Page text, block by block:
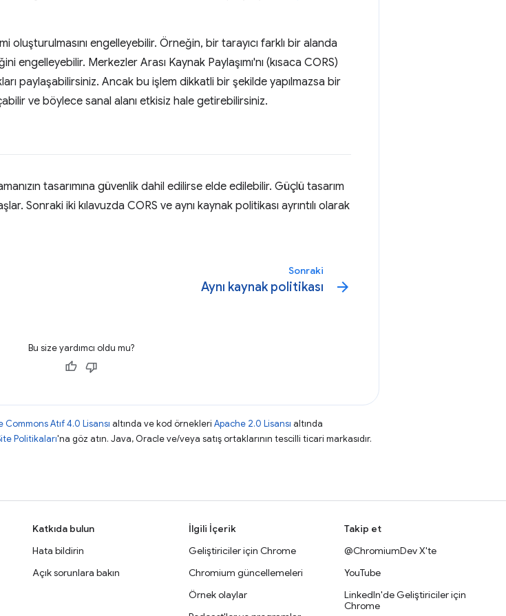
oluşturulmasını engelleyebilir. Örneğin, bir tarayıcı farklı bir alanda
engelleyebilir. Merkezler Arası Kaynak Paylaşımı'nı (kısaca CORS)
paylaşabilirsiniz. Ancak bu işlem dikkatli bir şekilde yapılmazsa bir
ve böylece sanal alanı etkisiz hale getirebilirsiniz.
tasarımına güvenlik dahil edilirse elde edilebilir. Güçlü tasarım
Sonraki iki kılavuzda CORS ve aynı kaynak politikası ayrıntılı olarak
Sonraki
Aynı kaynak politikası arrow_forward
Bu size yardımcı oldu mu?
Commons Atıf 4.0 Lisansı altında ve kod örnekleri Apache 2.0 Lisansı altında
Politikaları'na göz atın. Java, Oracle ve/veya satış ortaklarının tescilli ticari markasıdır.
Katkıda bulun
Hata bildirin
Açık sorunlara bakın
İlgili İçerik
Geliştiriciler için Chrome
Chromium güncellemeleri
Örnek olaylar
Takip et
@ChromiumDev X'te
YouTube
LinkedIn'de Geliştiriciler için
Chrome